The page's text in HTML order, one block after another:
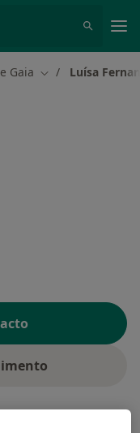
Gaia Mudar de cidade
Luísa